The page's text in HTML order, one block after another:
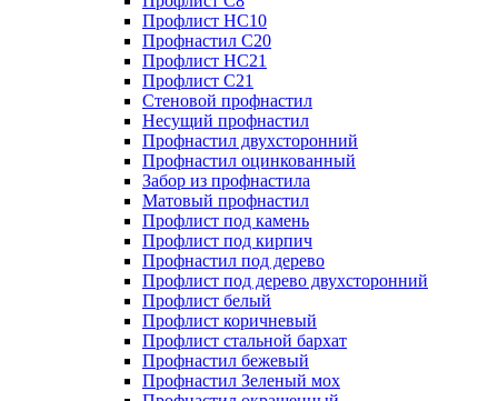
Профлист НС10
Профнастил С20
Профлист НС21
Профлист С21
Стеновой профнастил
Несущий профнастил
Профнастил двухсторонний
Профнастил оцинкованный
Забор из профнастила
Матовый профнастил
Профлист под камень
Профлист под кирпич
Профнастил под дерево
Профлист под дерево двухсторонний
Профлист белый
Профлист коричневый
Профлист стальной бархат
Профнастил бежевый
Профнастил Зеленый мох